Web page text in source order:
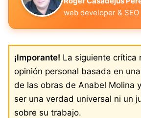
web developer & SEO
¡Imporante! La siguiente crítica
opinión personal basada en
de las obras de Anabel Molina
ser una verdad universal ni un
sobre su trabajo.